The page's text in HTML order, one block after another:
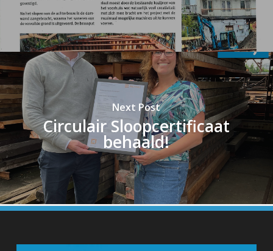
Next Post
Circulair Sloopcertificaat
behaald!